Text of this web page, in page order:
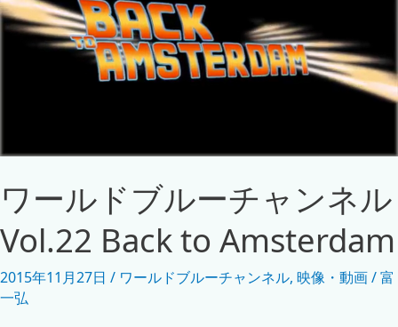
ワールドブルーチャンネル
Vol.22 Back to Amsterdam
2015年11月27日 / ワールドブルーチャンネル, 映像・動画/富
一弘